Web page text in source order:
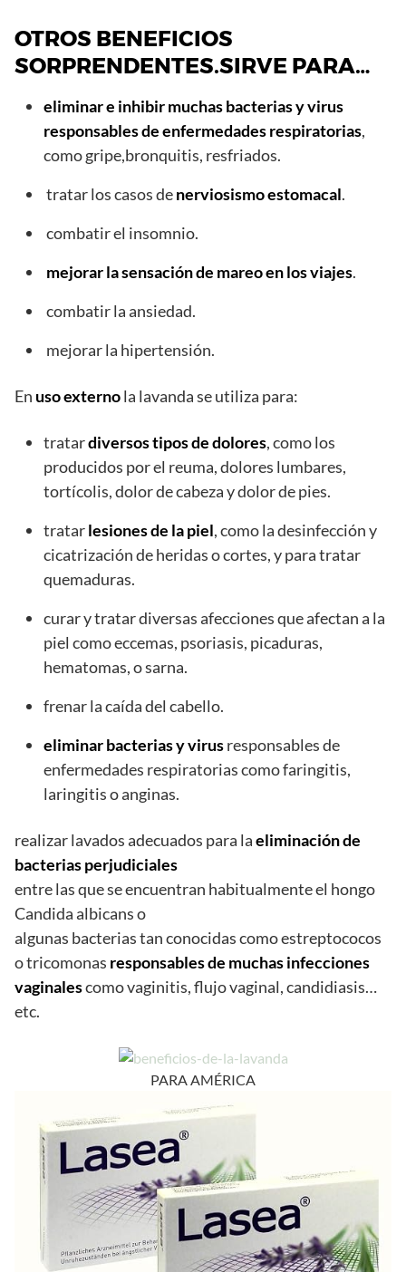
OTROS BENEFICIOS
SORPRENDENTES.SIRVE PARA…
eliminar e inhibir muchas bacterias y virus
responsables de enfermedades respiratorias,
como gripe,bronquitis, resfriados.
tratar los casos denerviosismo estomacal.
combatir el insomnio.
mejorar la sensación de mareo en los viajes.
combatir la ansiedad.
mejorar la hipertensión.
En uso externola lavanda se utiliza para:
tratardiversos tipos de dolores, como los
producidos por el reuma, dolores lumbares,
tortícolis, dolor de cabeza y dolor de pies.
tratarlesiones de la piel, como la desinfección y
cicatrización de heridas o cortes, y para tratar
quemaduras.
curar y tratar diversas afecciones que afectan a la
piel como eccemas, psoriasis, picaduras,
hematomas, o sarna.
frenar la caída del cabello.
eliminar bacterias y virusresponsables de
enfermedades respiratorias como faringitis,
laringitis o anginas.
realizar lavados adecuados para laeliminación de
bacterias perjudiciales
entre las que se encuentran habitualmente el hongo
Candida albicans o
algunas bacterias tan conocidas como estreptococos
o tricomonas responsables de muchas infecciones
vaginalescomo vaginitis, flujo vaginal, candidiasis…
etc.
PARA AMÉRICA